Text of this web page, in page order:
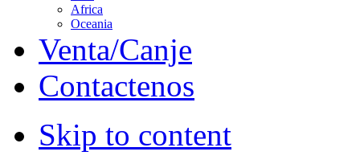
Africa
Oceania
Venta/Canje
Contactenos
Skip to content